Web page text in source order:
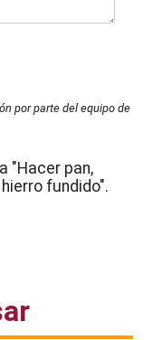
por parte del equipo de
"Hacer pan,
fundido".